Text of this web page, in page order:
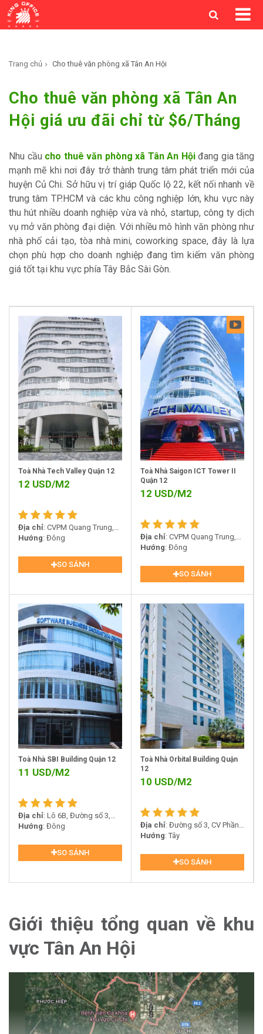
Trang chủ Cho thuê văn phòng xã Tân An Hội
Cho thuê văn phòng xã Tân An
Hội giá ưu đãi chỉ từ $6/Tháng
Nhu cầu cho thuê văn phòng xã Tân An Hộiđang gia tăng
mạnh mẽ khi nơi đây trở thành trung tâm phát triển mới của
huyện Củ Chi. Sở hữu vị trí giáp Quốc lộ 22, kết nối nhanh về
trung tâm TP.HCM và các khu công nghiệp lớn, khu vực này
thu hút nhiều doanh nghiệp vừa và nhỏ, startup, công ty dịch
vụ mở văn phòng đại diện. Với nhiều mô hình văn phòng như
nhà phố cải tạo, tòa nhà mini, coworking space, đây là lựa
chọn phù hợp cho doanh nghiệp đang tìm kiếm văn phòng
giá tốt tại khu vực phía Tây Bắc Sài Gòn.
Toà Nhà Tech Valley Quận 12
12 USD/M2
Địa chỉ: CVPM Quang Trung,
Lô 46, Tân Chánh Hiệp, Quận
Hướng : Đông
SO SÁNH
Toà Nhà Saigon ICT Tower II
Quận 12
12 USD/M2
Địa chỉ: CVPM Quang Trung,
Lô 46, Tân Chánh Hiệp, Quận
Hướng : Đông
SO SÁNH
Toà Nhà SBI Building Quận 12
11 USD/M2
Địa chỉ: Lô 6B, Đường số 3,
Phường Tân Chánh Hiệp, Quận
Hướng : Đông
SO SÁNH
Toà Nhà Orbital Building Quận
12
10 USD/M2
Địa chỉ: Đường số 3, CV Phần
Mềm Quang Trung, Quận 12
Hướng : Tây
SO SÁNH
Giới thiệu tổng quan về khu
vực Tân An Hội